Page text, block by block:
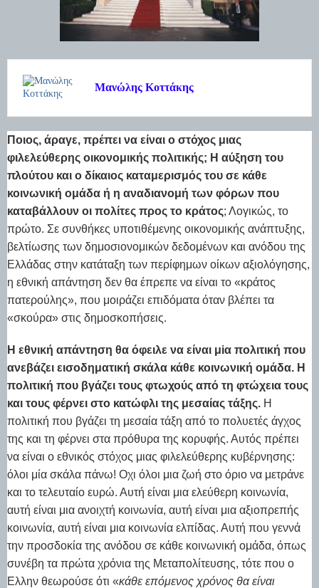
Μανώλης Κοττάκης
Ποιος, άραγε, πρέπει να είναι ο στόχος μιας
φιλελεύθερης οικονομικής πολιτικής; Η αύξηση του
πλούτου και ο δίκαιος καταμερισμός του σε κάθε
κοινωνική ομάδα ή η αναδιανομή των φόρων που
καταβάλλουν οι πολίτες προς το κράτος; Λογικώς, το
πρώτο. Σε συνθήκες υποτιθέμενης οικονομικής ανάπτυξης,
βελτίωσης των δημοσιονομικών δεδομένων και ανόδου της
Ελλάδας στην κατάταξη των περίφημων οίκων αξιολόγησης,
η εθνική απάντηση δεν θα έπρεπε να είναι το «κράτος
πατερούλης», που μοιράζει επιδόματα όταν βλέπει τα
«σκούρα» στις δημοσκοπήσεις.
Η εθνική απάντηση θα όφειλε να είναι μiα πολιτική που
ανεβάζει εισοδηματική σκάλα κάθε κοινωνική ομάδα. Η
πολιτική που βγάζει τους φτωχούς από τη φτώχεια τους
και τους φέρνει στο κατώφλι της μεσαίας τάξης. Η
πολιτική που βγάζει τη μεσαία τάξη από το πολυετές άγχος
της και τη φέρνει στα πρόθυρα της κορυφής. Αυτός πρέπει
να είναι ο εθνικός στόχος μιας φιλελεύθερης κυβέρνησης:
όλοι μία σκάλα πάνω! Οχι όλοι μια ζωή στο όριο να μετράνε
και το τελευταίο ευρώ. Αυτή είναι μια ελεύθερη κοινωνία,
αυτή είναι μια ανοιχτή κοινωνία, αυτή είναι μια αξιοπρεπής
κοινωνία, αυτή είναι μια κοινωνία ελπίδας. Αυτή που γεννά
την προσδοκία της ανόδου σε κάθε κοινωνική ομάδα, όπως
συνέβη τα πρώτα χρόνια της Μεταπολίτευσης, τότε που ο
Ελλην θεωρούσε ότι «κάθε επόμενος χρόνος θα είναι